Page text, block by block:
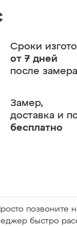
Сроки
от 7 дней
после замера
Замер,
доставка и
бесплатно
позвоните
быстро